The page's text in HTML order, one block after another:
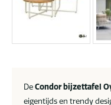
DeCondor bijzettafel
eigentijds en trendy